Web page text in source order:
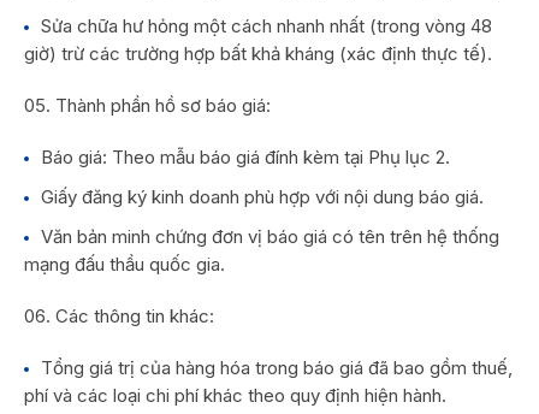
Sửa chữa hư hỏng một cách nhanh nhất (trong vòng 48
giờ) trừ các trường hợp bất khả kháng (xác định thực tế).
Thành phần hồ sơ báo giá:
Báo giá: Theo mẫu báo giá đính kèm tại Phụ lục 2.
Giấy đăng ký kinh doanh phù hợp với nội dung báo giá.
Văn bản minh chứng đơn vị báo giá có tên trên hệ thống
mạng đấu thầu quốc gia.
Các thông tin khác:
Tổng giá trị của hàng hóa trong báo giá đã bao gồm thuế,
phí và các loại chi phí khác theo quy định hiện hành.